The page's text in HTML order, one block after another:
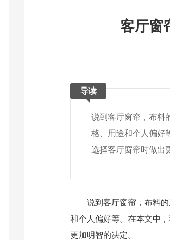
客厅窗
导读
说到客厅窗帘，布料
格、用途和个人偏好
选择客厅窗帘时做出
说到 客厅窗帘 ，布料
和个人偏好等。在本文中
更加明智的决定。